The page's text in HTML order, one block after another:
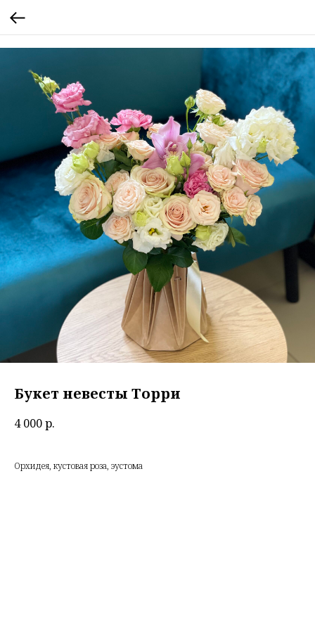
Букет невесты Торри
4 000р.
Орхидея, кустовая роза, эустома